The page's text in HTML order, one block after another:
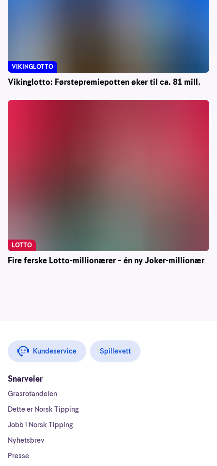
Vikinglotto: Førstepremiepotten øker til ca. 81 mill.
VIKINGLOTTO
Fire ferske Lotto-millionærer – én ny Joker-millionær
LOTTO
Kundeservice Spillevett
Snarveier
Grasrotandelen
Dette er Norsk Tipping
Jobb i Norsk Tipping
Nyhetsbrev
Presse